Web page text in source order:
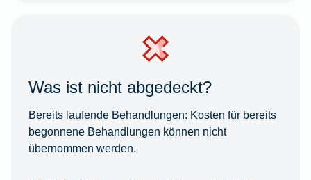
Was ist nicht abgedeckt?
Bereits laufende Behandlungen: Kosten für bereits
begonnene Behandlungen können nicht
übernommen werden.